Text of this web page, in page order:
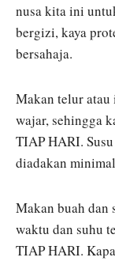
nusa kita ini
bergizi, kaya
bersahaja.
Makan telur atau
wajar, sehingga
TIAP HARI.
diadakan
Makan buah dan
waktu dan suhu
TIAP HARI.